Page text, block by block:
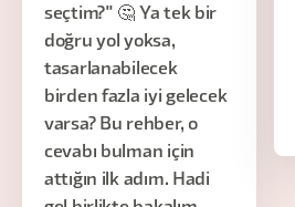
seçtim?" 🤔 Ya tek bir
doğru yol yoksa,
tasarlanabilecek
birden fazla iyi gelecek
varsa? Bu rehber, o
cevabı bulman için
attığın ilk adım. Hadi